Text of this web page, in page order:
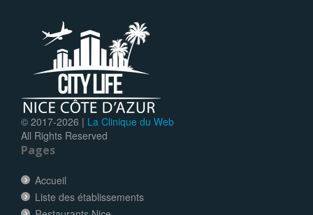
© 2017-2026 | La Clinique du Web
All Rights Reserved
Pages
Accueil
Liste des établissements